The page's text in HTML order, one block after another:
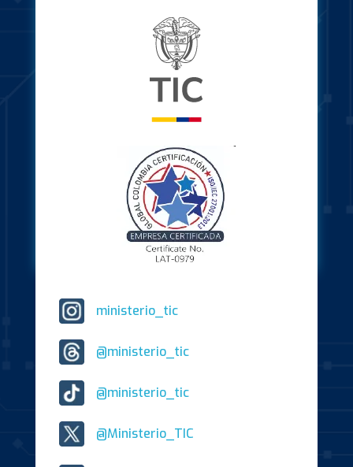
ministerio_tic
@ministerio_tic
@ministerio_tic
@Ministerio_TIC